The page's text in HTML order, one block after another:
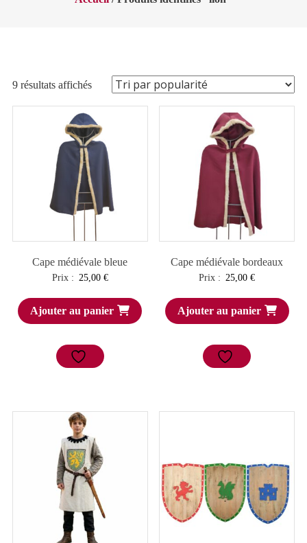
9 résultats affichésTrié
par
popularité
Cape médiévale bleue
Prix : 25,00 €
Ajouter au panier
Cape médiévale bordeaux
Prix : 25,00€
Ajouter au panier